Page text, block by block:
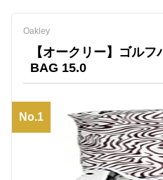
Oakley
【オークリー】ゴル
BAG 15.0
No.1